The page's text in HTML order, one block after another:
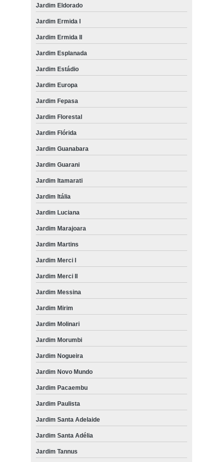
Jardim Eldorado
Jardim Ermida I
Jardim Ermida II
Jardim Esplanada
Jardim Estádio
Jardim Europa
Jardim Fepasa
Jardim Florestal
Jardim Flórida
Jardim Guanabara
Jardim Guarani
Jardim Itamarati
Jardim Itália
Jardim Luciana
Jardim Marajoara
Jardim Martins
Jardim Merci I
Jardim Merci II
Jardim Messina
Jardim Mirim
Jardim Molinari
Jardim Morumbi
Jardim Nogueira
Jardim Novo Mundo
Jardim Pacaembu
Jardim Paulista
Jardim Santa Adelaide
Jardim Santa Adélia
Jardim Tannus